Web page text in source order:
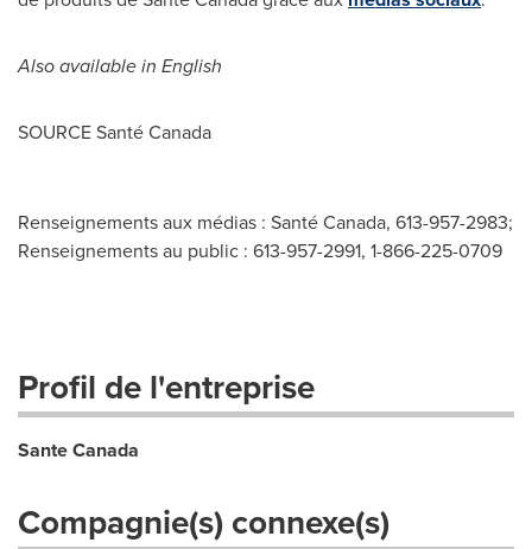
Also available in English
SOURCE SantéCanada
Renseignements aux médias : Santé Canada, 613-957-2983;
Renseignements au public : 613-957-2991, 1-866-225-0709
Profil de l'entreprise
Sante Canada
Compagnie(s) connexe(s)